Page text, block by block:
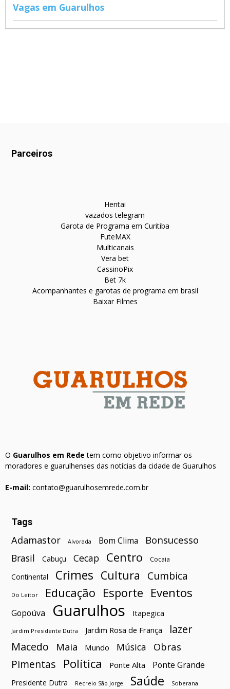
Vagas em Guarulhos
Parceiros
Hentai
vazados telegram
Garota de Programa em Curitiba
FuteMAX
Multicanais
Vera bet
CassinoPix
Bet 7k
Acompanhantes e garotas de programa em brasil
Baixar Filmes
O Guarulhos em Rede tem como objetivo informar os
moradores e guarulhenses das notícias da cidade de Guarulhos
E-mail: contato@guarulhosemrede.com.br
Tags
Adamastor Alvorada Bom Clima Bonsucesso
Brasil Cabuçu Cecap Centro Cocaia
Continental Crimes Cultura Cumbica
Do Leitor Educação Esporte Eventos
Gopoúva Guarulhos Itapegica
Jardim Presidente Dutra Jardim Rosa de França
lazer
Macedo
Maia Mundo Música Obras
Pimentas Política Ponte Alta Ponte Grande
Presidente Dutra Recreio São Jorge Saúde Soberana